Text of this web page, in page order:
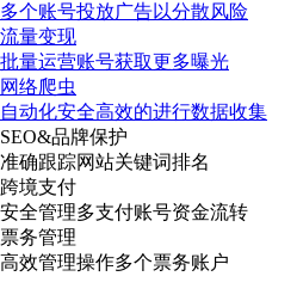
多个账号投放广告以分散风险
流量变现
批量运营账号获取更多曝光
网络爬虫
自动化安全高效的进行数据收集
SEO&品牌保护
准确跟踪网站关键词排名
跨境支付
安全管理多支付账号资金流转
票务管理
高效管理操作多个票务账户